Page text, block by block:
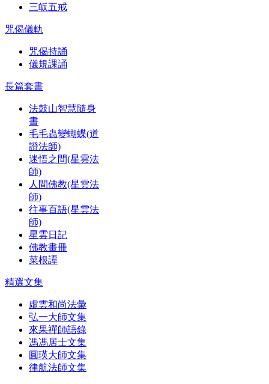
三皈五戒
咒偈儀軌
咒偈持誦
儀規課誦
長篇套書
法鼓山智慧隨身
書
毛毛蟲變蝴蝶(道
證法師)
迷悟之間(星雲法
師)
人間佛教(星雲法
師)
往事百語(星雲法
師)
星雲日記
佛教畫冊
菜根譚
精選文集
虛雲和尚法彙
弘一大師文集
來果禪師語錄
馮馮居士文集
圓瑛大師文集
律航法師文集